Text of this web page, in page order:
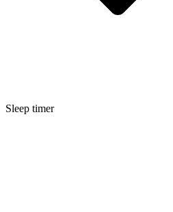
Sleep timer